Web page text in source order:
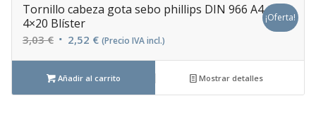
Tornillo cabeza gota sebo phillips DIN 966 A4
4×20 Blíster
3,03€ El 2,52 €El(Precio IVA incl.)
¡Oferta!
Añadir al carrito Mostrar detalles